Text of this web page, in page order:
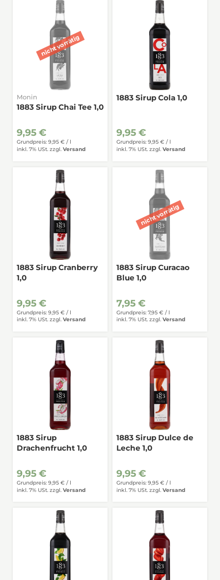
Monin
1883 Sirup Chai Tee 1,0
9,95 €
Grundpreis: 9,95 € /
inkl. 7% USt. zzgl. Versand
1883 Sirup Cola 1,0
9,95 €
Grundpreis: 9,95 € /
inkl. 7% USt. zzgl. Versand
1883 Sirup Cranberry
1,0
9,95 €
Grundpreis: 9,95 € / l
inkl. 7% USt. zzgl. Versand
1883 Sirup Curacao
Blue 1,0
7,95 €
Grundpreis: 7,95 € / l
inkl. 7% USt. zzgl. Versand
1883 Sirup
Drachenfrucht 1,0
9,95 €
Grundpreis: 9,95 € / l
inkl. 7% USt. zzgl. Versand
1883 Sirup Dulce de
Leche 1,0
9,95 €
Grundpreis: 9,95 € / l
inkl. 7% USt. zzgl. Versand